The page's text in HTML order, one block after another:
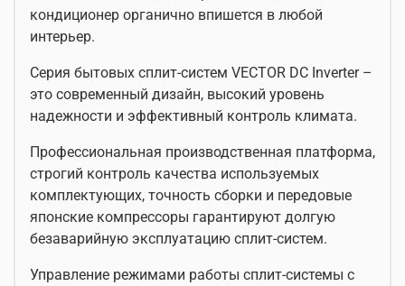
кондиционер органично впишется в любой
интерьер.
Серия бытовых сплит-систем VECTOR DC Inverter –
это современный дизайн, высокий уровень
надежности и эффективный контроль климата.
Профессиональная производственная платформа,
строгий контроль качества используемых
комплектующих, точность сборки и передовые
японские компрессоры гарантируют долгую
безаварийную эксплуатацию сплит-систем.
Управление режимами работы сплит-системы с